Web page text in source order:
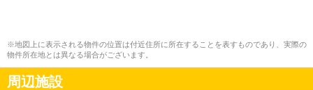
※地図上に表示される物件の位置は付近住所に所在することを表すものであり、実際の
物件所在地とは異なる場合がございます。
周辺施設